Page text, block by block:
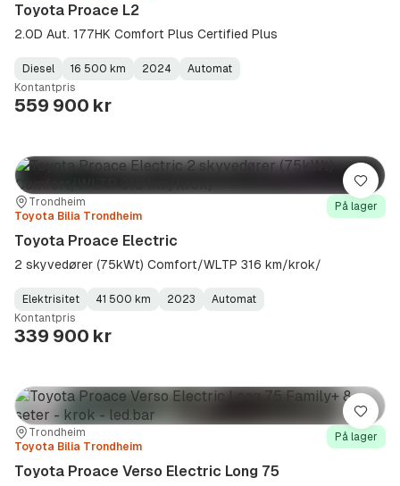
Toyota Proace L2
2.0D Aut. 177HK Comfort Plus Certified Plus
Fuel
Type:
Diesel
Kilometerstand:
16 500 km
Model
Year:
2024
Gearbox
Type:
Automat
Kontantpris
559 900 kr
Sted:Trondheim
Forhandler:
Toyota Bilia Trondheim
På lager
Toyota Proace Electric
2 skyvedører (75kWt) Comfort/WLTP 316 km/krok/
Fuel
Type:
Elektrisitet
Kilometerstand:
41 500 km
Model
Year:
2023
Gearbox
Type:
Automat
Kontantpris
339 900 kr
Lagre
Sted:Trondheim
Forhandler:
Toyota Bilia Trondheim
På lager
Toyota Proace Verso Electric Long 75
Lagre